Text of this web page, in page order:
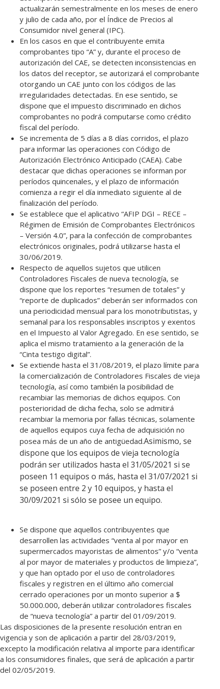
actualizarán semestralmente en los meses de enero
y julio de cada año, por el Índice de Precios al
Consumidor nivel general (IPC).
En los casos en que el contribuyente emita
comprobantes tipo “A” y, durante el proceso de
autorización del CAE, se detecten inconsistencias en
los datos del receptor, se autorizará el comprobante
otorgando un CAE junto con los códigos de las
irregularidades detectadas. En ese sentido, se
dispone que el impuesto discriminado en dichos
comprobantes no podrá computarse como crédito
fiscal del período.
Se incrementa de 5 días a 8 días corridos, el plazo
para informar las operaciones con Código de
Autorización Electrónico Anticipado (CAEA). Cabe
destacar que dichas operaciones se informan por
períodos quincenales, y el plazo de información
comienza a regir el día inmediato siguiente al de
finalización del período.
Se establece que el aplicativo “AFIP DGI – RECE –
Régimen de Emisión de Comprobantes Electrónicos
– Versión 4.0”, para la confección de comprobantes
electrónicos originales, podrá utilizarse hasta el
30/06/2019.
Respecto de aquellos sujetos que utilicen
Controladores Fiscales de nueva tecnología, se
dispone que los reportes “resumen de totales” y
“reporte de duplicados” deberán ser informados con
una periodicidad mensual para los monotributistas, y
semanal para los responsables inscriptos y exentos
en el Impuesto al Valor Agregado. En ese sentido, se
aplica el mismo tratamiento a la generación de la
“Cinta testigo digital”.
Se extiende hasta el 31/08/2019, el plazo límite para
la comercialización de Controladores Fiscales de vieja
tecnología, así como también la posibilidad de
recambiar las memorias de dichos equipos. Con
posterioridad de dicha fecha, solo se admitirá
recambiar la memoria por fallas técnicas, solamente
de aquellos equipos cuya fecha de adquisición no
posea más de un año de antigüedad.Asimismo, se
dispone que los equipos de vieja tecnología
podrán ser utilizados hasta el 31/05/2021 si se
poseen 11 equipos o más, hasta el 31/07/2021 si
se poseen entre 2 y 10 equipos, y hasta el
30/09/2021 si sólo se posee un equipo.
Se dispone que aquellos contribuyentes que
desarrollen las actividades “venta al por mayor en
supermercados mayoristas de alimentos” y/o “venta
al por mayor de materiales y productos de limpieza”,
y que han optado por el uso de controladores
fiscales y registren en el último año comercial
cerrado operaciones por un monto superior a $
50.000.000, deberán utilizar controladores fiscales
de “nueva tecnología” a partir del 01/09/2019.
Las disposiciones de la presente resolución entran en
vigencia y son de aplicación a partir del 28/03/2019,
excepto la modificación relativa al importe para identificar
a los consumidores finales, que será de aplicación a partir
del 02/05/2019.